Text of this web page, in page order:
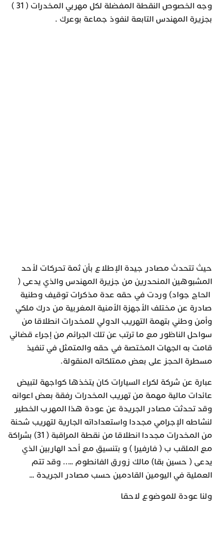
وجه الخصوص النقطة المفضلة لكل مهربي المخدرات ( 31 )
بجزيرة المهندس التابعة لنفوذ جماعة بوعرك .
حيث تتحدث مصادر جيدة الإطلاع بأن ثمة تحركات لأحد
المشبوهين المنحدرين من جزيرة المهندس والذي يدعى (
الحاج جواد) وردت في حقه عدة مذكرات توقيف وطنية
صادرة عن مختلف الأجهزة الأمنية المغربية من درك ملكي
وأمن وطني بتهمة التهريب الدولي للمخدرات انطلاقا من
سواحل الناظور مع ما ترتب عن تلك الجرائم من إجراء قضائي
قامت به الجهات المختصة في حقه والمتمثل في تنفيذ
مسطرة الحجز على بعض ممتلكاته المنقولة.
عبارة عن شركة لكراء السيارات كان يتخذها كواجهة لتبيض
عائدات مالية مهمة من تهريب المخدرات رفقة بعض اعوانه
وقد تحدثت مصادر الجريدة عن عودة هذا المهرب الخطير
لنشاطه الإجرامي مجددا واستعداداته الجارية لتهريب شحنة
من المخدرات مجددا انطلاقا من نقطة المراقبة ( 31) بشراكة
مع الملقب ب ( فارفيرا ) و بتنسيق مع أحد الهاربين الذي
يدعى ( حسين بقا) مالك زورق الفانطوم ….. وقد تتم
العملية في اليومين القادمين حسب مصادر الجريدة …
ولنا عودة للموضوع لاحقا